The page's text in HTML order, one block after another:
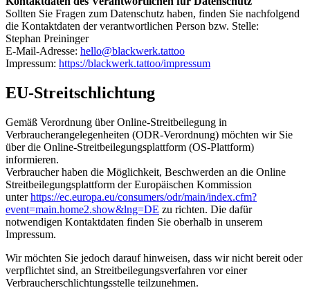
Sollten Sie Fragen zum Datenschutz haben, finden Sie nachfolgend
die Kontaktdaten der verantwortlichen Person bzw. Stelle:
Stephan Preininger
E-Mail-Adresse: hello@blackwerk.tattoo
Impressum: https://blackwerk.tattoo/impressum
EU-Streitschlichtung
Gemäß Verordnung über Online-Streitbeilegung in
Verbraucherangelegenheiten (ODR-Verordnung) möchten wir Sie
über die Online-Streitbeilegungsplattform (OS-Plattform)
informieren.
Verbraucher haben die Möglichkeit, Beschwerden an die Online
Streitbeilegungsplattform der Europäischen Kommission
unterhttps://ec.europa.eu/consumers/odr/main/index.cfm?
event=main.home2.show&lng=DE zu richten. Die dafür
notwendigen Kontaktdaten finden Sie oberhalb in unserem
Impressum.
Wir möchten Sie jedoch darauf hinweisen, dass wir nicht bereit oder
verpflichtet sind, an Streitbeilegungsverfahren vor einer
Verbraucherschlichtungsstelle teilzunehmen.